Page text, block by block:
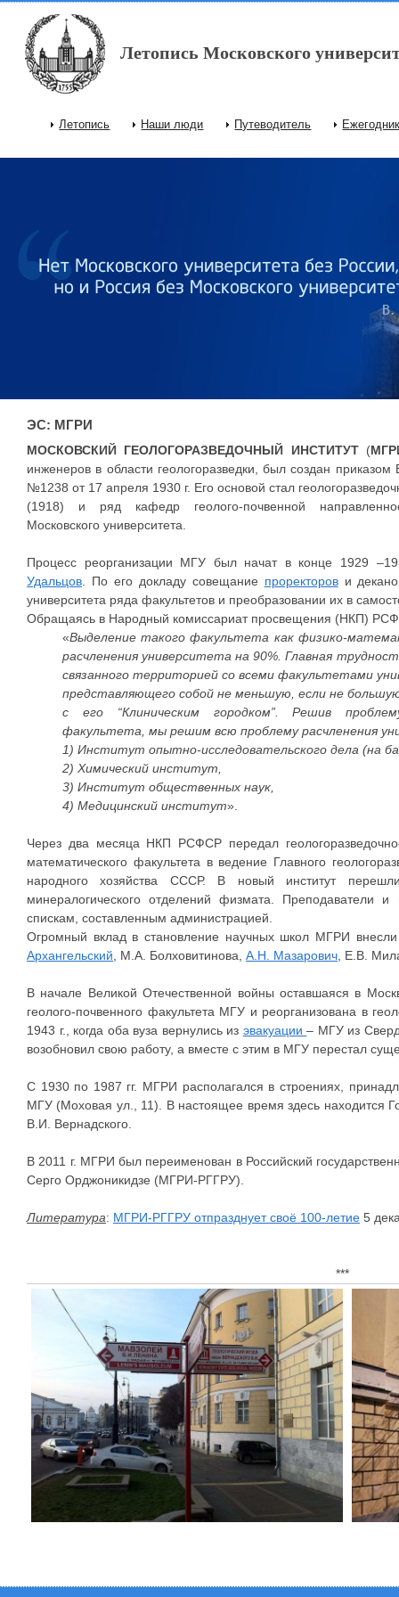
Перейти к основному содержанию
Летопись Московского
Главное меню
Летопись Наши люди Путеводитель
ЭС: МГРИ
МОСКОВСКИЙ ГЕОЛОГОРАЗВЕДОЧНЫЙ ИНСТИТУТ(
инженеров в области геологоразведки, был создан
№1238 от 17 апреля 1930 г. Его основой стал
(1918) и ряд кафедр геолого-почвенной
Московского университета.
Процесс реорганизации МГУ был начат в конце 1929
Удальцов . По его докладу совещание проректорови
университета ряда факультетов и преобразовании их в
Обращаясь в Народный комиссариат просвещения (НКП)
«Выделение такого факультета как физико-
расчленения университета на 90%. Главная
связанного территорией со всеми факультетами
представляющего собой не меньшую, если не
с его “Клиническим городком”. Решив
факультета, мы решим всю проблему расчленения
1) Институт опытно-исследовательского дела (на
2) Химический институт,
3) Институт общественных наук,
4) Медицинский институт».
Через два месяца НКП РСФСР передал
математического факультета в ведение Главного
народного хозяйства СССР. В новый институт
минералогического отделений физмата. Преподаватели и
спискам, составленным администрацией.
Огромный вклад в становление научных школ МГРИ
Архангельский , М.А. Болховитинова, А.Н. Мазарович , Е.В.
В начале Великой Отечественной войны оставшаяся в
геолого-почвенного факультета МГУ и реорганизована в
1943 г., когда оба вуза вернулись из эвакуации– МГУ из
возобновил свою работу, а вместе с этим в МГУ перестал
С 1930 по 1987 гг. МГРИ располагался в строениях,
МГУ (Моховая ул., 11). В настоящее время здесь находится
В.И. Вернадского.
В 2011 г. МГРИ был переименован в Российский
Серго Орджоникидзе (МГРИ-РГГРУ).
Литература: МГРИ-РГГРУ отпразднует своё 100-летие 5
***